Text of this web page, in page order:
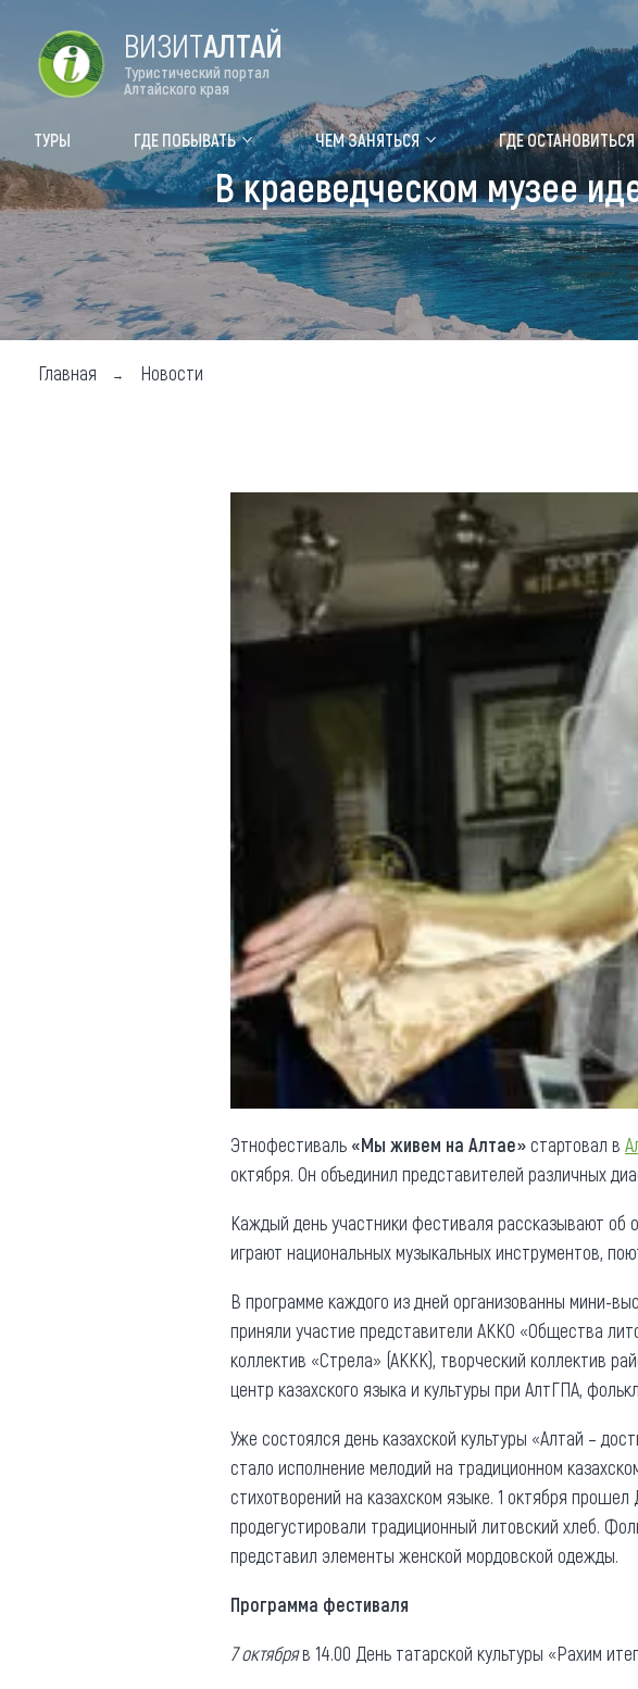
Цветение маральника
Туры Где побывать
Объекты природы
Объекты истории и
Объекты развлечений
Придорожные кафе
Карта
Новости
Что привезти
Реестр туристических
агентств Алтайского края
Обращения граждан
Противодействие коррупции
ВИЗИТАЛТАЙ
Туристический портал
Алтайского края
ТУРЫ ГДЕ ПОБЫВАТЬ ЧЕМ ЗАНЯТЬСЯ ГДЕ ОСТАНОВИТЬСЯ
В краеведческом музее
Главная Новости
Этнофестиваль «Мы живем на Алтае»стартовал в
октября. Он объединил представителей различных
Каждый день участники фестиваля рассказывают об
играют национальных музыкальных инструментов,
В программе каждого из дней организованны мини-
приняли участие представители АККО «Общества
коллектив «Стрела» (АККК), творческий коллектив
центр казахского языка и культуры при АлтГПА,
Уже состоялся день казахской культуры «Алтай –
стало исполнение мелодий на традиционном
стихотворений на казахском языке. 1 октября
продегустировали традиционный литовский хлеб.
представил элементы женской мордовской одежды.
Программа фестиваля
7 октябряв 14.00 День татарской культуры «Рахим